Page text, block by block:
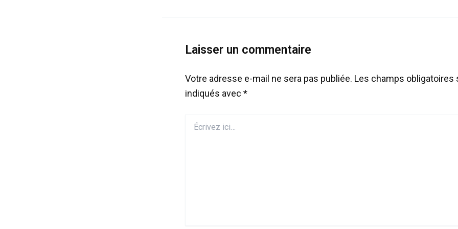
Laisser un commentaire
Votre adresse e-mail ne sera pas publiée. Les champs obligatoires
indiqués avec *
ici…